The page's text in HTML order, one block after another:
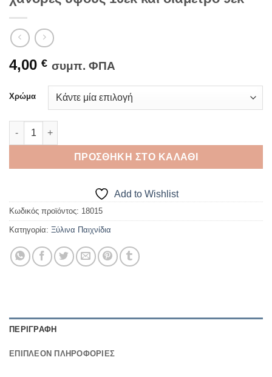
4,00 € συμπ. ΦΠΑ
Χρώμα
Παιχνίδι 3D ξύλινος λαβύρινθος με χάνδρες ύψους 10εκ και
ΠΡΟΣΘΉΚΗ ΣΤΟ ΚΑΛΆΘΙ
Add to Wishlist
Κωδικός προϊόντος: 18015
Κατηγορία: Ξύλινα Παιχνίδια
ΠΕΡΙΓΡΑΦΉ
ΕΠΙΠΛΈΟΝ ΠΛΗΡΟΦΟΡΊΕΣ